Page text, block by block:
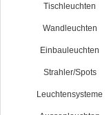
Tischleuchten
Wandleuchten
Einbauleuchten
Strahler/Spots
Leuchtensysteme